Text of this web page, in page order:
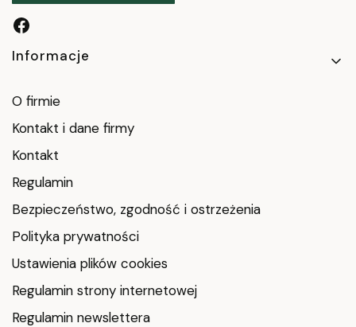
Linki w stopce
Informacje
O firmie
Kontakt i dane firmy
Kontakt
Regulamin
Bezpieczeństwo, zgodność i ostrzeżenia
Polityka prywatności
Ustawienia plików cookies
Regulamin strony internetowej
Regulamin newslettera